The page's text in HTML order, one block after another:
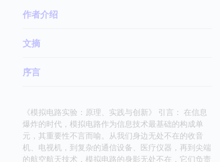
作者介绍
文摘
序言
《模拟电路实验：原理、实践与创新》 引言： 在信息
爆炸的时代，模拟电路作为信息技术最基础的构成单
元，其重要性不言而喻。从我们身边无处不在的收音
机、电视机，到复杂的通信设备、医疗仪器，再到尖端
的航空航天技术，模拟电路的身影无处不在，它们负责